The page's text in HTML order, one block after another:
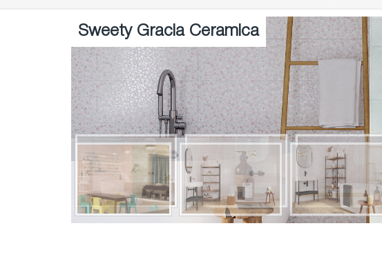
Sweety Gracia Ceramica